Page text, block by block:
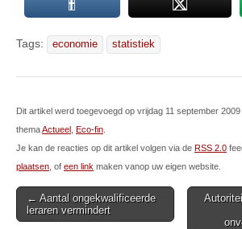
Tags: economie statistiek
Dit artikel werd toegevoegd op vrijdag 11 september
themaActueel Eco-fin
Je kan de reacties op dit artikel volgen via de RSS 2.0
plaatsen , of een link maken vanop uw eigen website.
Post
navigation
← Aantal ongekwalificeerde
leraren vermindert